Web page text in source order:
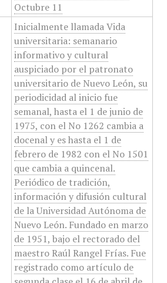
Octubre 11
Inicialmente llamada Vida
universitaria: semanario
informativo y cultural
auspiciado por el patronato
universitario de Nuevo León, su
periodicidad al inicio fue
semanal, hasta el 1 de junio de
1975, con el No 1262 cambia a
docenal y es hasta el 1 de
febrero de 1982 con el No 1501
que cambia a quincenal.
Periódico de tradición,
información y difusión cultural
de la Universidad Autónoma de
Nuevo León. Fundado en marzo
de 1951, bajo el rectorado del
maestro Raúl Rangel Frías. Fue
registrado como artículo de